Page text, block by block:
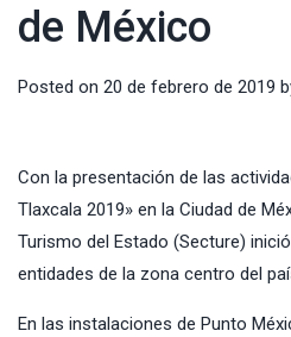
de México
Posted on 20 de febrero de 2019
Con la presentación de las
Tlaxcala 2019» en la Ciudad de
Turismo del Estado (Secture)
entidades de la zona centro del
En las instalaciones de Punto